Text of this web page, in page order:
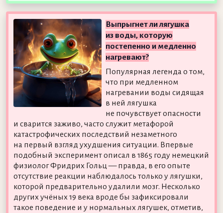
Выпрыгнет ли лягушка
из воды, которую
постепенно и медленно
нагревают?
Популярная легенда о том,
что при медленном
нагревании воды сидящая
в ней лягушка
не почувствует опасности
и сварится заживо, часто служит метафорой
катастрофических последствий незаметного
на первый взгляд ухудшения ситуации. Впервые
подобный эксперимент описал в 1865 году немецкий
физиолог Фридрих Гольц — правда, в его опыте
отсутствие реакции наблюдалось только у лягушки,
которой предварительно удалили мозг. Несколько
других учёных 19 века вроде бы зафиксировали
такое поведение и у нормальных лягушек, отметив,